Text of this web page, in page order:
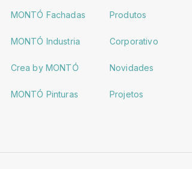
MONTÓ Fachadas
MONTÓ Industria
Crea by MONTÓ
MONTÓ Pinturas
Produtos
Corporativo
Novidades
Projetos